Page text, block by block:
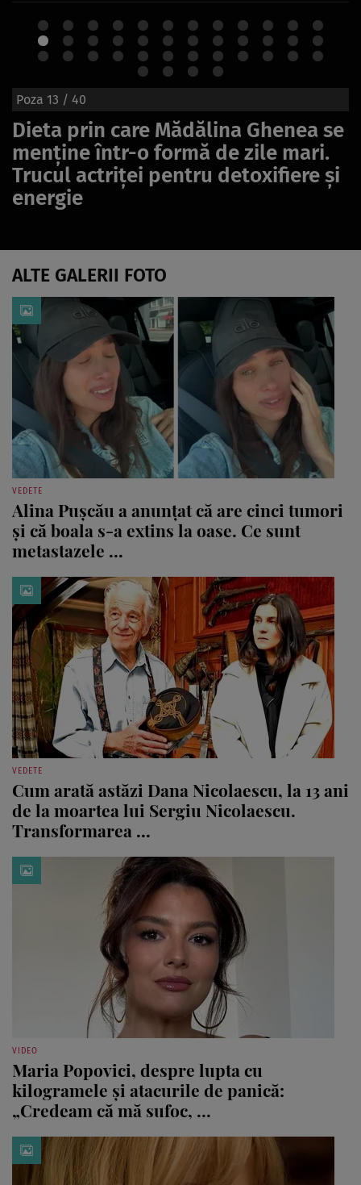
Poza 13 / 40
Dieta prin care Mădălina Ghenea se
menține într-o formă de zile mari.
Trucul actriței pentru detoxifiere și
energie
ALTE GALERII FOTO
VEDETE
Alina Pușcău a anunțat că are cinci tumori
și că boala s-a extins la oase. Ce sunt
metastazele ...
VEDETE
Cum arată astăzi Dana Nicolaescu, la 13 ani
de la moartea lui Sergiu Nicolaescu.
Transformarea ...
VIDEO
Maria Popovici, despre lupta cu
kilogramele și atacurile de panică:
„Credeam că mă sufoc, ...